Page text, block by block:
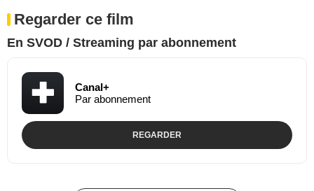
Regarder ce film
En SVOD / Streaming par abonnement
Canal+
Par abonnement
REGARDER